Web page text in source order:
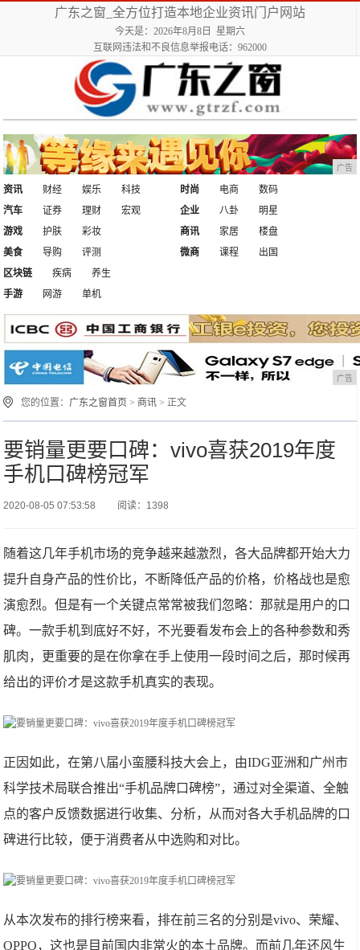
广东之窗_全方位打造本地企业资讯门户网站
今天是：2026年8月8日 星期六
互联网违法和不良信息举报电话：962000
广告
资讯 财经 娱乐
科技
汽车
证券 理财 宏观
时尚 电商
数码
企业
八卦
明星
游戏
护肤
彩妆
美食
导购 评测
商讯 家居
楼盘
微商
课程
出国
区块链
疾病
养生
手游
网游 单机
广告
您的位置： 广东之窗首页 > 商讯 > 正文
要销量更要口碑：vivo喜获2019年度
手机口碑榜冠军
2020-08-05 07:53:58 阅读：1398
随着这几年手机市场的竞争越来越激烈，各大品牌都开始大力
提升自身产品的性价比，不断降低产品的价格，价格战也是愈
演愈烈。但是有一个关键点常常被我们忽略：那就是用户的口
碑。一款手机到底好不好，不光要看发布会上的各种参数和秀
肌肉，更重要的是在你拿在手上使用一段时间之后，那时候再
给出的评价才是这款手机真实的表现。
正因如此，在第八届小蛮腰科技大会上，由IDG亚洲和广州市
科学技术局联合推出“手机品牌口碑榜”，通过对全渠道、全触
点的客户反馈数据进行收集、分析，从而对各大手机品牌的口
碑进行比较，便于消费者从中选购和对比。
从本次发布的排行榜来看，排在前三名的分别是vivo、荣耀、
OPPO，这也是目前国内非常火的本土品牌。而前几年还风生